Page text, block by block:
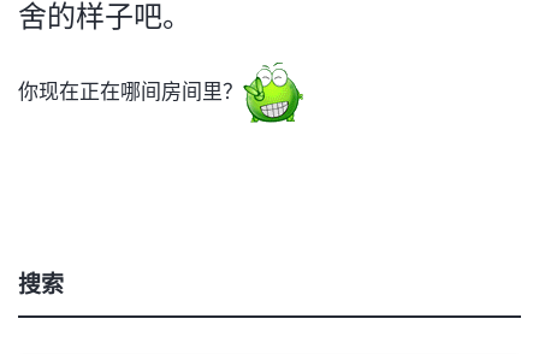
舍的样子吧。
你现在正在哪间房间里？
搜索